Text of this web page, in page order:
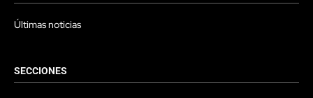
Últimas noticias
SECCIONES